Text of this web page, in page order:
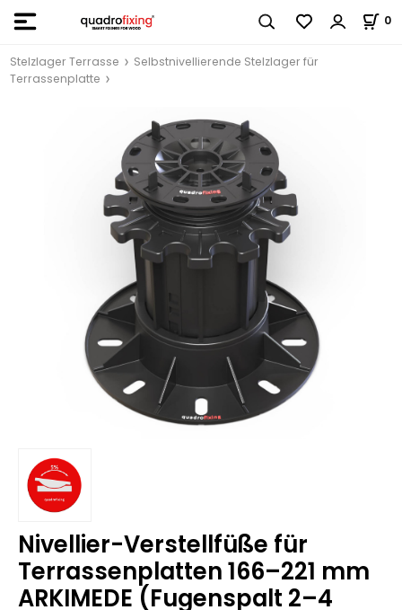
0
Stelzlager Terrasse
Selbstnivellierende Stelzlager für
Terrassenplatte
Nivellier-Verstellfüße für
Terrassenplatten 166–221 mm
ARKIMEDE (Fugenspalt 2–4